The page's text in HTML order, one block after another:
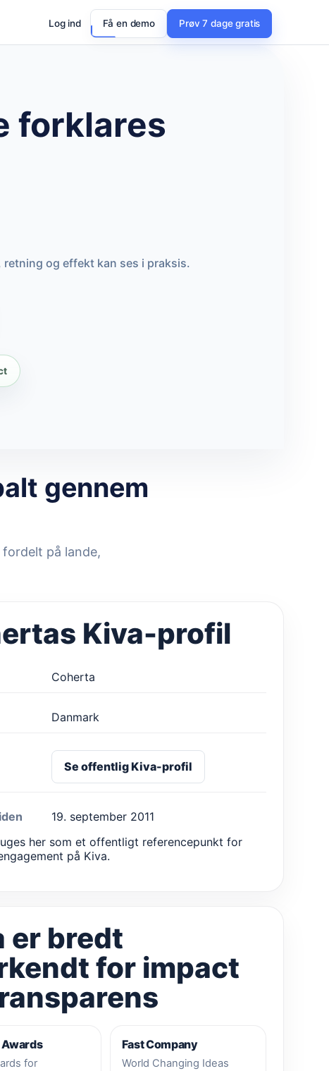
Log ind Få en demo Prøv 7 dage gratis
forklares
og effekt kan ses i praksis.
gennem
på lande,
Kiva-profil
Coherta
Danmark
Se offentlig Kiva-profil
19. september 2011
her som et offentligt referencepunkt for
på Kiva.
er bredt
for impact
for
Fast Company
World Changing Ideas